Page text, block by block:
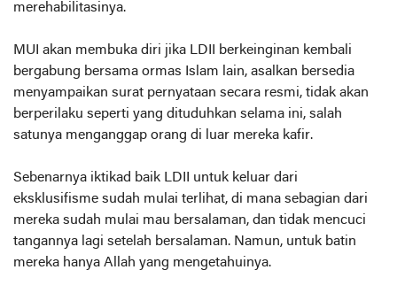
merehabilitasinya.
MUI akan membuka diri jika LDII berkeinginan kembali
bergabung bersama ormas Islam lain, asalkan bersedia
menyampaikan surat pernyataan secara resmi, tidak akan
berperilaku seperti yang dituduhkan selama ini, salah
satunya menganggap orang di luar mereka kafir.
Sebenarnya iktikad baik LDII untuk keluar dari
eksklusifisme sudah mulai terlihat, di mana sebagian dari
mereka sudah mulai mau bersalaman, dan tidak mencuci
tangannya lagi setelah bersalaman. Namun, untuk batin
mereka hanya Allah yang mengetahuinya.